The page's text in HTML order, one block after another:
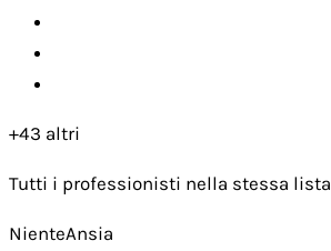
+43 altri
Tutti i professionisti nella stessa
NienteAnsia